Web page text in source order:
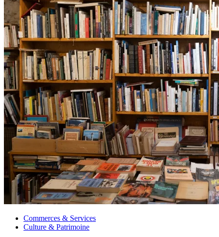
Commerces & Services
Culture & Patrimoine